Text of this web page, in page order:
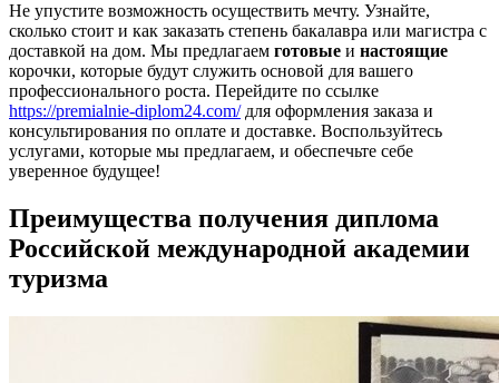
Не упустите возможность осуществить мечту. Узнайте,
сколько стоит и как заказать степень бакалавра или магистра с
доставкой на дом. Мы предлагаем готовые и настоящие
корочки, которые будут служить основой для вашего
профессионального роста. Перейдите по ссылке
https://premialnie-diplom24.com/для оформления заказа и
консультирования по оплате и доставке. Воспользуйтесь
услугами, которые мы предлагаем, и обеспечьте себе
уверенное будущее!
Преимущества получения диплома
Российской международной академии
туризма